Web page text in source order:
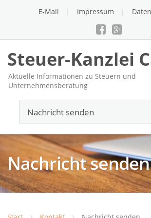
E-Mail Impressum
Steuer-Kanzlei
Aktuelle Informationen zu Steuern und
Unternehmensberatung
Nachricht senden